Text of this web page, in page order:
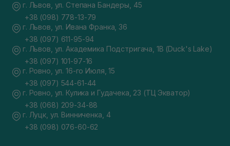
г. Львов, ул. Степана Бандеры, 45
+38 (098) 778-13-79
г. Львов, ул. Ивана Франка, 36
+38 (097) 611-95-94
г. Львов, ул. Академика Подстригача, 1В (Duck's Lake)
+38 (097) 101-97-16
г. Ровно, ул. 16-го Июля, 15
+38 (097) 544-61-44
г. Ровно, ул. Кулика и Гудачека, 23 (ТЦ Экватор)
+38 (068) 209-34-88
г. Луцк, ул. Винниченка, 4
+38 (098) 076-60-62